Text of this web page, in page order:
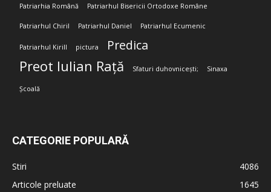
Patriarhia Română Patriarhul Bisericii Ortodoxe Române
Patriarhul Chiril Patriarhul Daniel Patriarhul Ecumenic
Patriarhul Kirill pictura Predica
Preot Iulian Rață Sfaturi duhovnicești; Sinaxa
Școală
CATEGORIE POPULARĂ
Stiri
4086
Articole preluate
1645